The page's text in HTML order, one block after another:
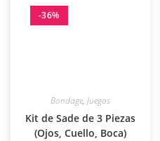
-36%
Bondage, Juegos
Kit de Sade de 3 Piezas
(Ojos, Cuello, Boca)